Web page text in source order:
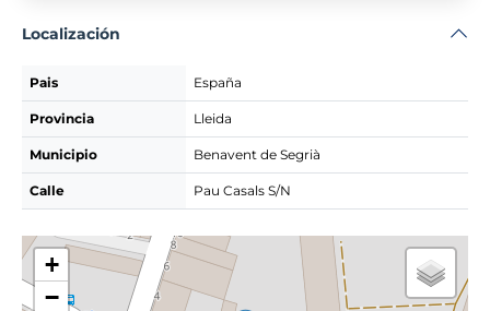
Localización
Pais España
Provincia Lleida
Municipio Benavent de Segrià
Calle Pau Casals S/N
+
−